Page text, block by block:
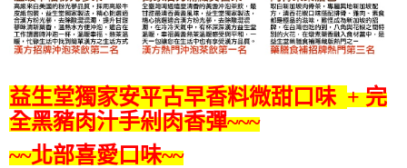
益生堂獨家安平古早香料微甜口味 + 完
全黑豬肉汁手剁肉香彈~~~
~~北部喜愛口味~~